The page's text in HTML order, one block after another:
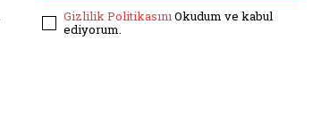
Gizlilik PolitikasınıOkudum ve kabul
ediyorum.